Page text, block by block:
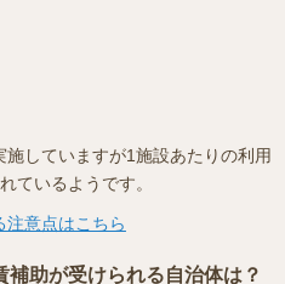
していますが1施設あたりの利用
ているようです。
注意点はこちら
助が受けられる自治体は？